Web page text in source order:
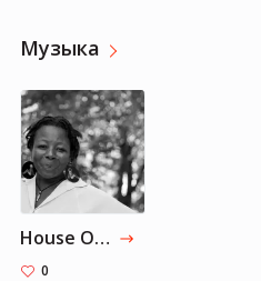
Музыка
House Of La Touche
0